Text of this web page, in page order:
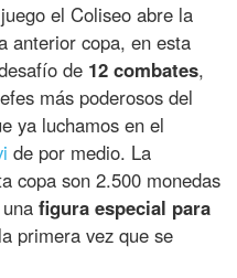
el Coliseo abre la
anterior copa, en esta
de 12 combates,
más poderosos del
ya luchamos en el
de por medio. La
copa son 2.500 monedas
unafigura especial para
primera vez que se